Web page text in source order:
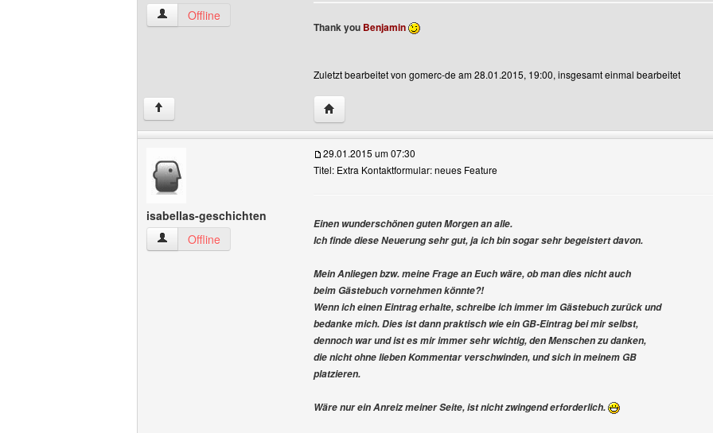
gomerc-de Benutzer-Profile anzeigen
Offline
Thank you Benjamin
Zuletzt bearbeitet von gomerc-de am 28.01.2015, 19:00, insgesamt einmal bearbeitet
↑ Website dieses Benutzers besuchen: gomerc-de
isabellas-geschichten
isabellas-geschichten Benutzer-Profile anzeigen
Offline
29.01.2015 um 07:30
Titel: Extra Kontaktformular: neues Feature
Einen wunderschönen guten Morgen an alle.
Ich finde diese Neuerung sehr gut, ja ich bin sogar sehr begeistert davon.
Mein Anliegen bzw. meine Frage an Euch wäre, ob man dies nicht auch
beim Gästebuch vornehmen könnte?!
Wenn ich einen Eintrag erhalte, schreibe ich immer im Gästebuch zurück und
bedanke mich. Dies ist dann praktisch wie ein GB-Eintrag bei mir selbst,
dennoch war und ist es mir immer sehr wichtig, den Menschen zu danken,
die nicht ohne lieben Kommentar verschwinden, und sich in meinem GB
platzieren.
Wäre nur ein Anreiz meiner Seite, ist nicht zwingend erforderlich.